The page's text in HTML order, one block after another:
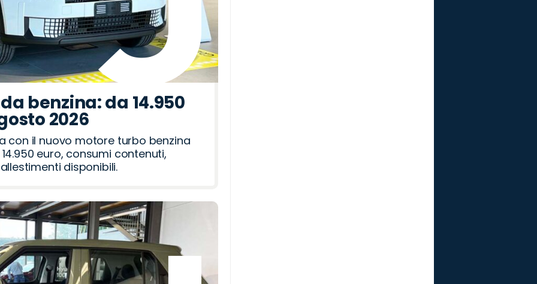
benzina: da 14.950
2026
con il nuovo motore turbo benzina
euro, consumi contenuti,
disponibili.